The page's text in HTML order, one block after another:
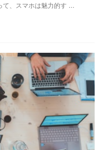
、スマホは魅力的す ...